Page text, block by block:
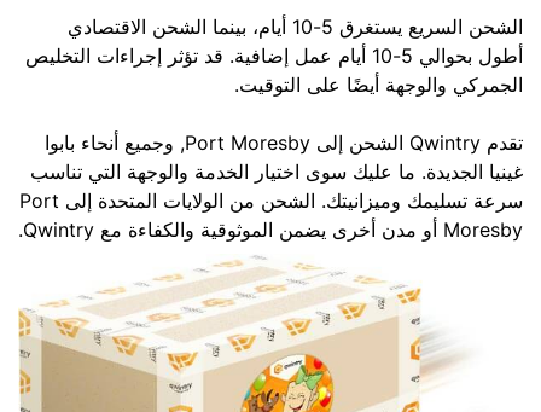
الشحن السريع يستغرق 5-10 أيام، بينما الشحن الاقتصادي
أطول بحوالي 5-10 أيام عمل إضافية. قد تؤثر إجراءات التخليص
الجمركي والوجهة أيضًا على التوقيت.
تقدم Qwintry الشحن إلى Port Moresby, وجميع أنحاء بابوا
غينيا الجديدة. ما عليك سوى اختيار الخدمة والوجهة التي تناسب
سرعة تسليمك وميزانيتك. الشحن من الولايات المتحدة إلى Port
Moresby أو مدن أخرى يضمن الموثوقية والكفاءة مع Qwintry.